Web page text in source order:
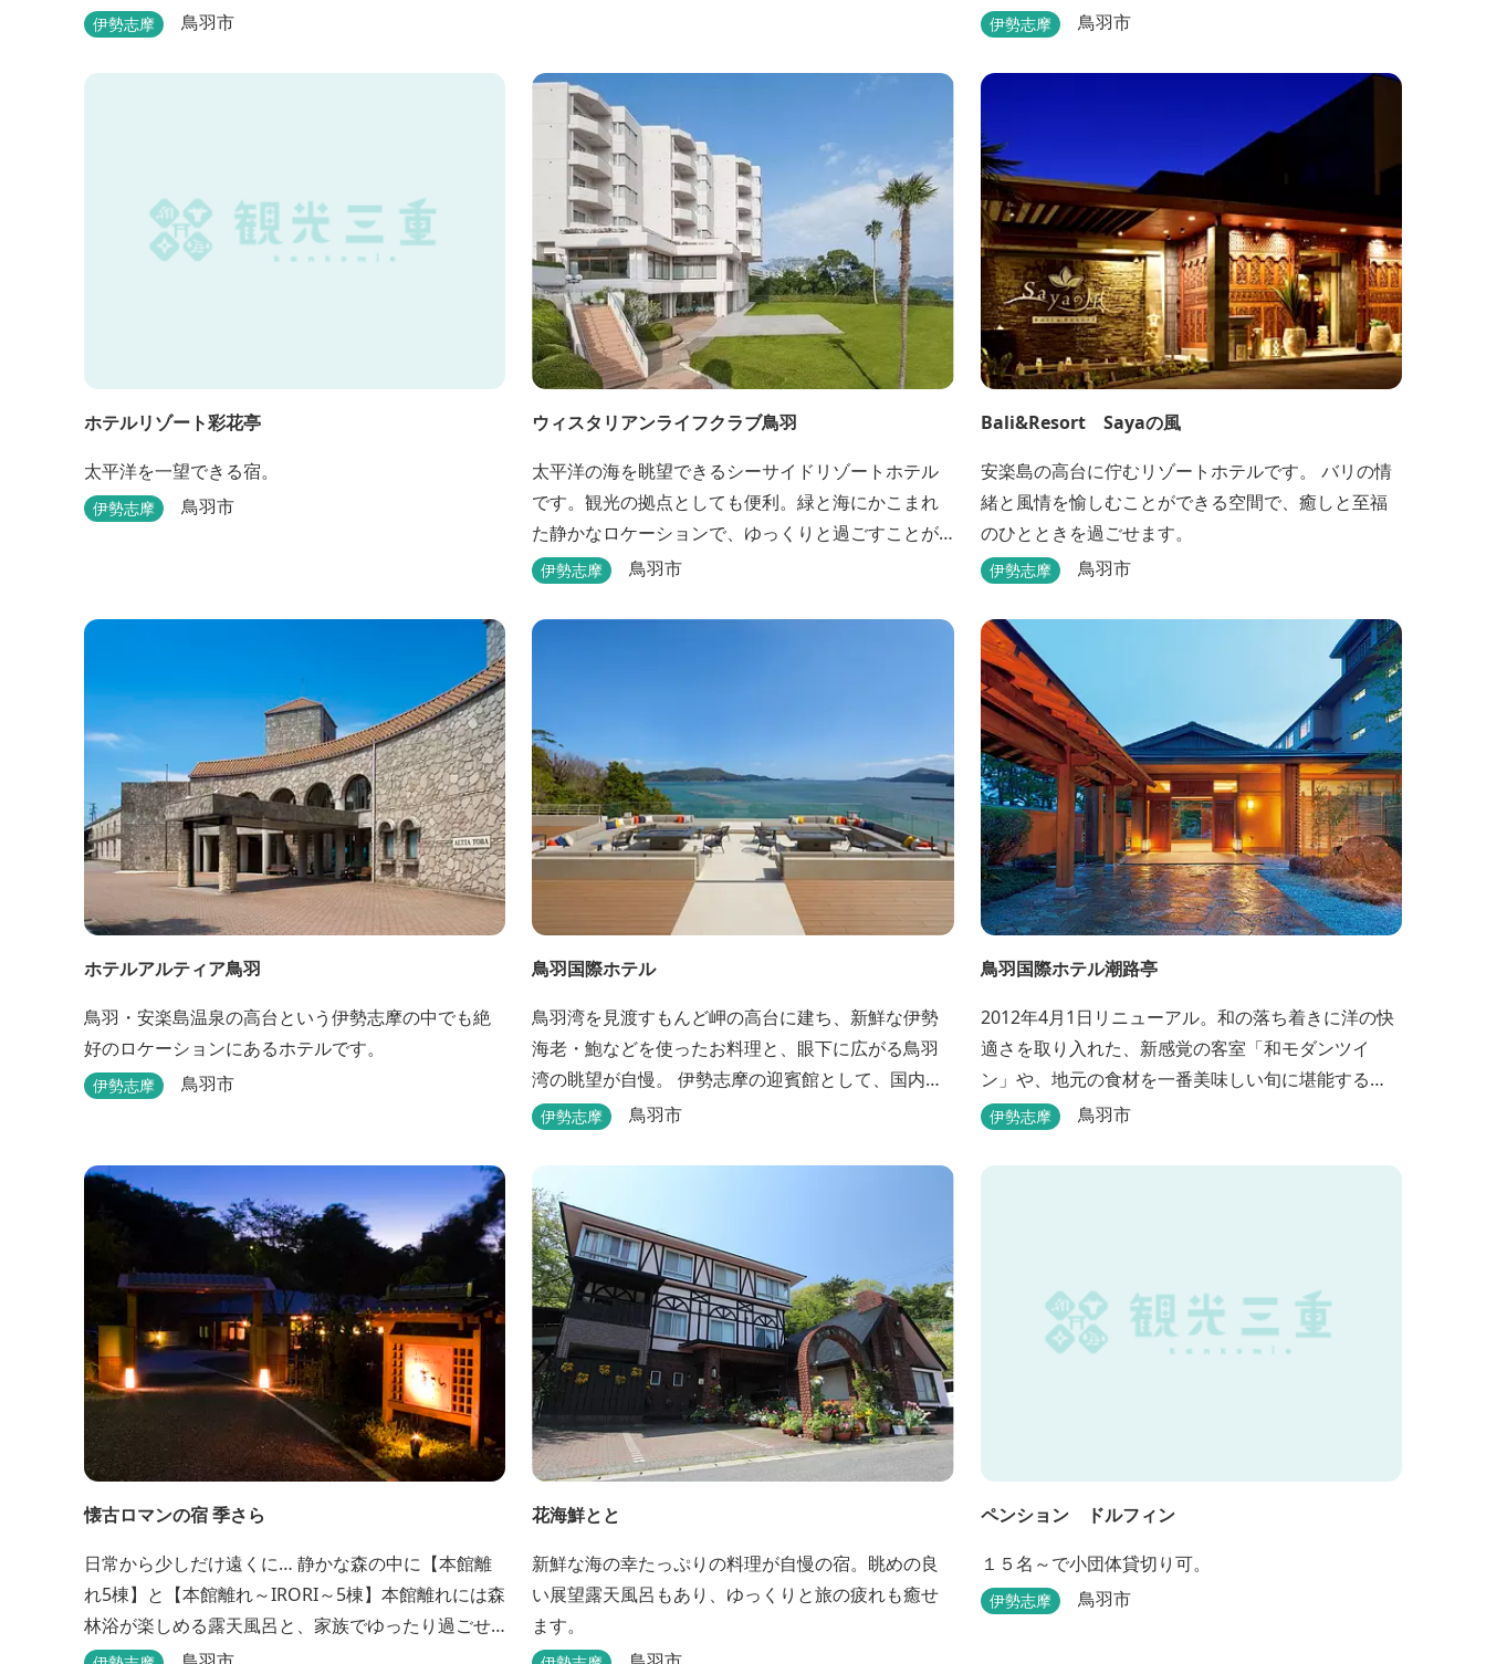
伊勢志摩 鳥羽市
もあります。
伊勢志摩 鳥羽市
ホテルリゾート彩花亭
太平洋を一望できる宿。
伊勢志摩 鳥羽市
ウィスタリアンライフクラブ鳥羽
太平洋の海を眺望できるシーサイドリゾートホテル
です。観光の拠点としても便利。緑と海にかこまれ
た静かなロケーションで、ゆっくりと過ごすことが
できます。
伊勢志摩 鳥羽市
Bali&Resort Sayaの風
安楽島の高台に佇むリゾートホテルです。 バリの情
緒と風情を愉しむことができる空間で、癒しと至福
のひとときを過ごせます。
伊勢志摩 鳥羽市
ホテルアルティア鳥羽
鳥羽・安楽島温泉の高台という伊勢志摩の中でも絶
好のロケーションにあるホテルです。
伊勢志摩 鳥羽市
鳥羽国際ホテル
鳥羽湾を見渡すもんど岬の高台に建ち、新鮮な伊勢
海老・鮑などを使ったお料理と、眼下に広がる鳥羽
湾の眺望が自慢。 伊勢志摩の迎賓館として、国内外
の賓客を数多くお迎えしている伝統と格式のあるホ
ラウンジアクセス付の新客室「オーシャンビュース
イート・クラブ」が誕生！ エントランスやフロン
ト、ザ・ロビーラウンジ、パールオーシャンテラ...
伊勢志摩 鳥羽市
鳥羽国際ホテル潮路亭
2012年4月1日リニューアル。和の落ち着きに洋の快
適さを取り入れた、新感覚の客室「和モダンツイ
ン」や、地元の食材を一番美味しい旬に堪能する
「プライベートダイニング」、更にはミキモト コス
「パールオーロラ風呂」が誕生。
伊勢志摩 鳥羽市
懐古ロマンの宿 季さら
日常から少しだけ遠くに… 静かな森の中に【本館離
れ5棟】と【本館離れ～IRORI～5棟】本館離れには森
林浴が楽しめる露天風呂と、家族でゆったり過ごせ
る内湯がついています。お部屋に合わせた様々なプ
花海鮮とと
新鮮な海の幸たっぷりの料理が自慢の宿。眺めの良
い展望露天風呂もあり、ゆっくりと旅の疲れも癒せ
ます。
ペンション ドルフィン
１５名～で小団体貸切り可。
伊勢志摩 鳥羽市